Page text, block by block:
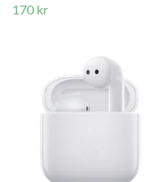
170 kr